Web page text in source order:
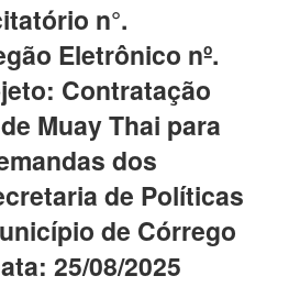
n°.
Eletrônico nº.
Contratação
Muay Thai para
dos
de Políticas
de Córrego
25/08/2025